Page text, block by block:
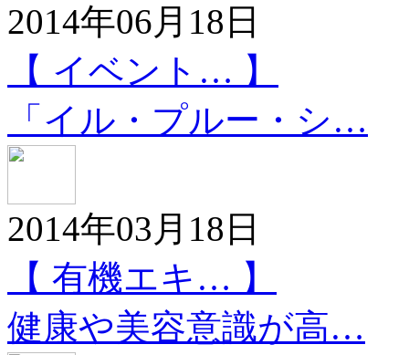
2014年06月18日
【 イベント… 】
「イル・プルー・シ…
2014年03月18日
【 有機エキ… 】
健康や美容意識が高…